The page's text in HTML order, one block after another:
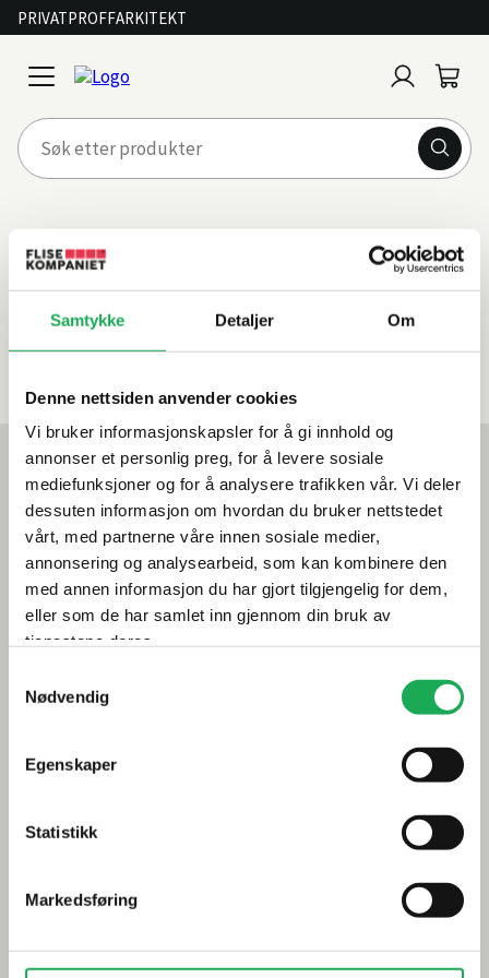
Samtykke Detaljer Om
Denne nettsiden anvender cookies
Vi bruker informasjonskapsler for å gi innhold og
annonser et personlig preg, for å levere sosiale
mediefunksjoner og for å analysere trafikken vår. Vi deler
dessuten informasjon om hvordan du bruker nettstedet
vårt, med partnerne våre innen sosiale medier,
annonsering og analysearbeid, som kan kombinere den
med annen informasjon du har gjort tilgjengelig for dem,
eller som de har samlet inn gjennom din bruk av
tjenestene deres.
Nødvendig
Egenskaper
Statistikk
Markedsføring
PRIVATPROFFARKITEKT
open
menu
inn
Inspirasjon
Filtrer
artikler
på
tagg
Mest lest akkurat nå
Årets flis hos Flisekompaniet
Klikkvinyl - Gulvet som tåler alt
Tips og råd
Gjør et godt valg av fliser til badet
Dette må du tenke på når du innreder badet
Fugemasse i farger
Drømmeatrium med flisheller